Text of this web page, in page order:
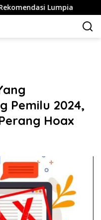
Lumpia Panduan
Pemilu 2024,
Hoax